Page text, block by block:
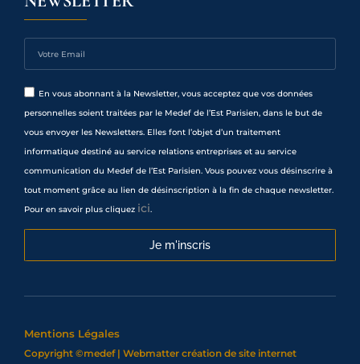
En vous abonnant à la Newsletter, vous acceptez que vos données
personnelles soient traitées par le Medef de l’Est Parisien, dans le but de
vous envoyer les Newsletters. Elles font l’objet d’un traitement
informatique destiné au service relations entreprises et au service
communication du Medef de l’Est Parisien. Vous pouvez vous désinscrire à
tout moment grâce au lien de désinscription à la fin de chaque newsletter.
Pour en savoir plus cliquez ici.
Je m'inscris
Mentions Légales
Copyright ©medef | Webmatter création de site internet